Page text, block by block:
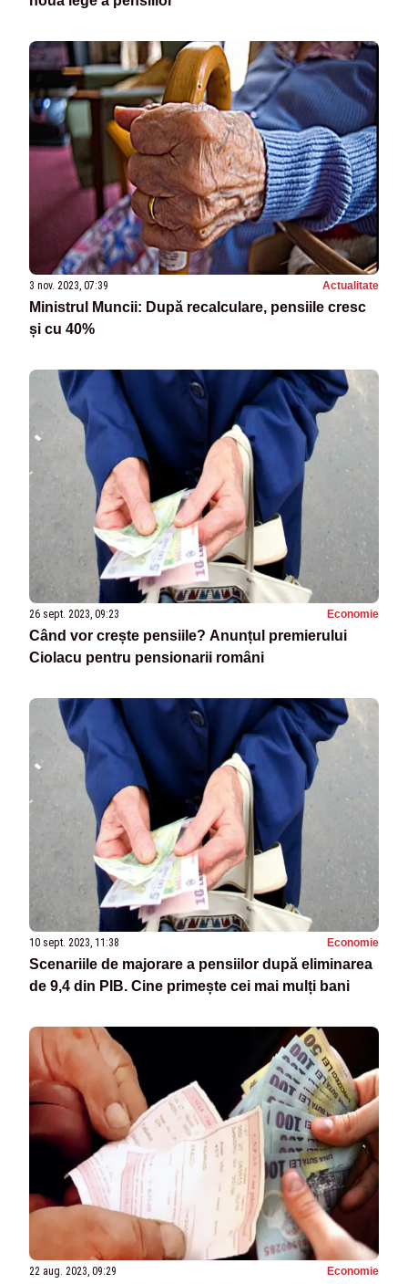
3 nov. 2023, 07:39 Actualitate
Ministrul Muncii: După recalculare, pensiile cresc
și cu 40%
26 sept. 2023, 09:23 Economie
Când vor crește pensiile? Anunțul premierului
Ciolacu pentru pensionarii români
10 sept. 2023, 11:38 Economie
Scenariile de majorare a pensiilor după eliminarea
de 9,4 din PIB. Cine primește cei mai mulți bani
22 aug. 2023, 09:29 Economie